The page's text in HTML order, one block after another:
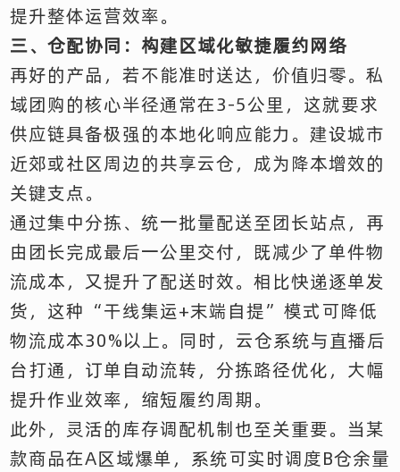
提升整体运营效率。
三、仓配协同：构建区域化敏捷履约网络
再好的产品，若不能准时送达，价值归零。私
域团购的核心半径通常在3-5公里，这就要求
供应链具备极强的本地化响应能力。建设城市
近郊或社区周边的共享云仓，成为降本增效的
关键支点。
通过集中分拣、统一批量配送至团长站点，再
由团长完成最后一公里交付，既减少了单件物
流成本，又提升了配送时效。相比快递逐单发
货，这种“干线集运+末端自提”模式可降低
物流成本30%以上。同时，云仓系统与直播后
台打通，订单自动流转，分拣路径优化，大幅
提升作业效率，缩短履约周期。
此外，灵活的库存调配机制也至关重要。当某
款商品在A区域爆单，系统可实时调度B仓余量